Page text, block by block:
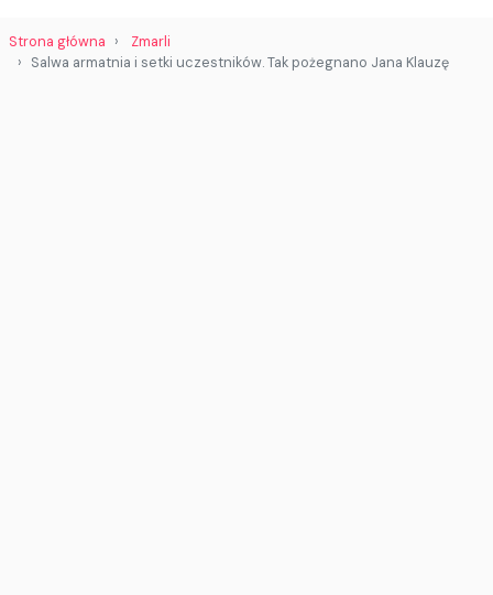
Strona główna
Zmarli
Salwa armatnia i setki uczestników. Tak pożegnano Jana Klauzę